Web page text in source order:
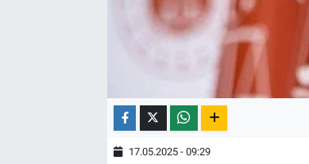
17.05.2025 - 09:29